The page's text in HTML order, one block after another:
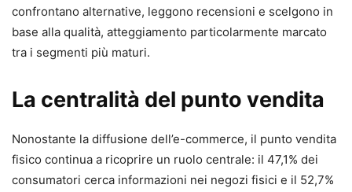
confrontano alternative, leggono recensioni e scelgono in
base alla qualità, atteggiamento particolarmente marcato
tra i segmenti più maturi.
La centralità del punto vendita
Nonostante la diffusione dell’e-commerce, il punto vendita
fisico continua a ricoprire un ruolo centrale: il 47,1% dei
consumatori cerca informazioni nei negozi fisici e il 52,7%